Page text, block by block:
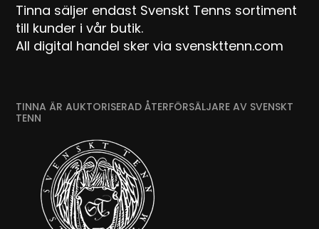
Tinna säljer endast Svenskt Tenns sortiment
till kunder i vår butik.
All digital handel sker via svenskttenn.com
TINNA ÄR AUKTORISERAD ÅTERFÖRSÄLJARE AV SVENSKT
TENN